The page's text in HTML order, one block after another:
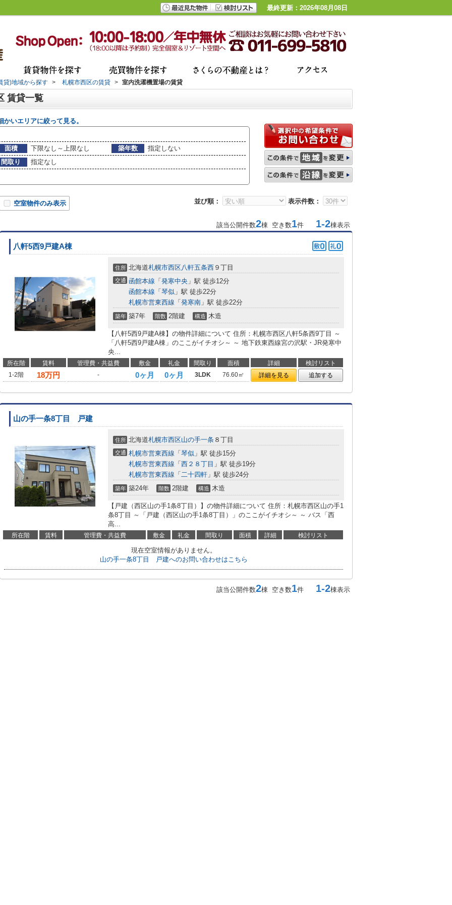
最終更新：2026年08月08日
貸)地域から探す > 札幌市西区の賃貸 > 室内洗濯機置場の賃貸
賃貸一覧
いエリアに絞って見る。
面積 下限なし～上限なし 築年数
指定しない
間取り
指定なし
並び順： 表示件数：
空室物件のみ表示
該当公開件数2棟 空き数1件 1-2棟表示
八軒5西9戸建A棟
住所 北海道札幌市西区八軒五条西 ９丁目
交通 函館本線 「 発寒中央 」駅 徒歩12分
函館本線 「 琴似 」駅 徒歩22分
札幌市営東西線 「 発寒南 」駅 徒歩22分
築年 築7年 階数 2階建 構造 木造
【八軒5西9戸建A棟】の物件詳細について 住所：札幌市西区八軒5条西9丁目 ～
「八軒5西9戸建A棟」のここがイチオシ～ ～ 地下鉄東西線宮の沢駅・JR発寒中
央...
所在階 賃料 管理費・共益費 敷金 礼金 間取り 面積 詳細
検討リスト
1-2階
18万円 - 0ヶ月 0ヶ月 3LDK 76.60㎡ 詳細を見る 追加する
山の手一条8丁目 戸建
住所 北海道札幌市西区山の手一条 ８丁目
交通 札幌市営東西線 「 琴似 」駅 徒歩15分
札幌市営東西線 「 西２８丁目 」駅 徒歩19分
札幌市営東西線 「 二十四軒 」駅 徒歩24分
築年 築24年 階数 2階建 構造 木造
【戸建（西区山の手1条8丁目）】の物件詳細について 住所：札幌市西区山の手1
条8丁目 ～「戸建（西区山の手1条8丁目）」のここがイチオシ～ ～ バス「西
高...
所在階 賃料 管理費・共益費 敷金 礼金 間取り 面積 詳細 検討リスト
現在空室情報がありません。
山の手一条8丁目 戸建へのお問い合わせはこちら
該当公開件数2棟 空き数1件 1-2棟表示